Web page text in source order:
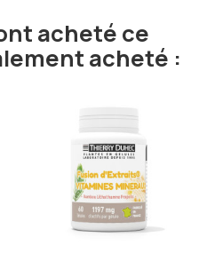
acheté ce
acheté :